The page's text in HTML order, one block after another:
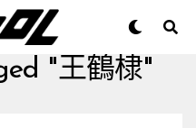
"王鶴棣"